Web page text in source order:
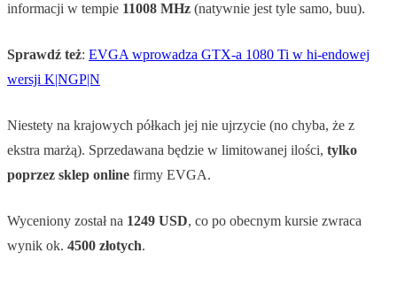
informacji w tempie 11008 MHz (natywnie jest tyle samo, buu).
Sprawdź też: EVGA wprowadza GTX-a 1080 Ti w hi-endowej
wersji K|NGP|N
Niestety na krajowych półkach jej nie ujrzycie (no chyba, że z
ekstra marżą). Sprzedawana będzie w limitowanej ilości, tylko
poprzez sklep online firmy EVGA.
Wyceniony został na 1249 USD, co po obecnym kursie zwraca
wynik ok. 4500 złotych.